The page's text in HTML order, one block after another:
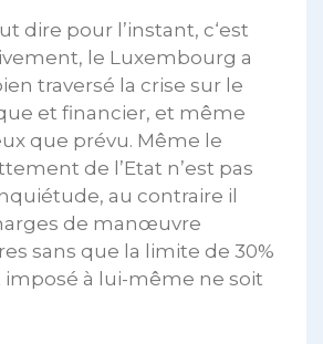
dire pour l’instant, c‘est
le Luxembourg a
traversé la crise sur le
et financier, et même
que prévu. Même le
de l’Etat n’est pas
au contraire il
de manœuvre
sans que la limite de 30%
imposé à lui-même ne soit